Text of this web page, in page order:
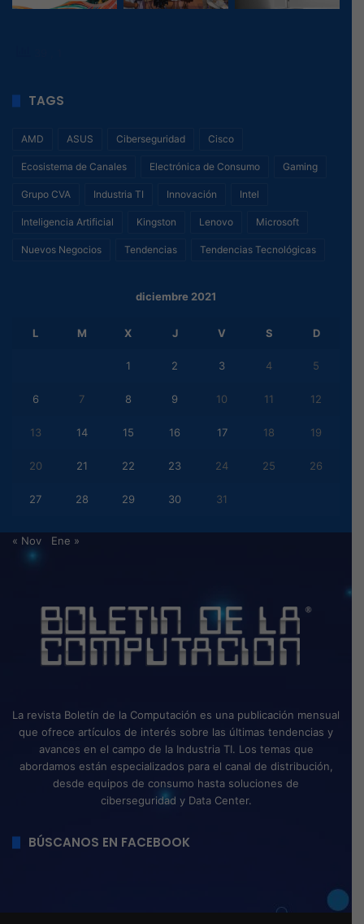
TAGS
AMD ASUS Ciberseguridad Cisco
Ecosistema de Canales Electrónica de Consumo Gaming
Grupo CVA Industria TI Innovación Intel
Inteligencia Artificial Kingston Lenovo Microsoft
Nuevos Negocios Tendencias Tendencias Tecnológicas
diciembre 2021
L M X J V S D
1 2 3 4 5
6 7 8 9 10 11 12
13 14 15 16 17 18 19
20 21 22 23 24 25 26
27 28 29 30 31
« Nov Ene »
La revista Boletín de la Computación es una publicación mensual
que ofrece artículos de interés sobre las últimas tendencias y
avances en el campo de la Industria TI. Los temas que
abordamos están especializados para el canal de distribución,
desde equipos de consumo hasta soluciones de
ciberseguridad y Data Center.
BÚSCANOS EN FACEBOOK